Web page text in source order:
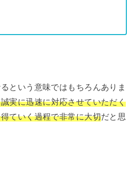
という意味ではもちろんありま
実に迅速に対応させていただく
ていく過程で非常に大切だと思